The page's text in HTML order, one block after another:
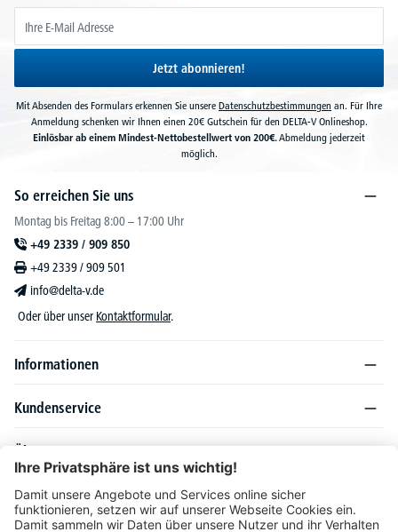
Jetzt abonnieren!
Mit Absenden des Formulars erkennen Sie unsere Datenschutzbestimmungen an. Für Ihre
Anmeldung schenken wir Ihnen einen 20€ Gutschein für den DELTA-V Onlineshop.
Einlösbar ab einem Mindest-Nettobestellwert von 200€.Abmeldung jederzeit
möglich.
So erreichen Sie uns
Montag bis Freitag 8:00 – 17:00 Uhr
+49 2339 / 909 850
+49 2339 / 909 501
info@delta-v.de
Oder über unser Kontaktformular.
Informationen
Kundenservice
Über DELTA-V
Produktsortiment